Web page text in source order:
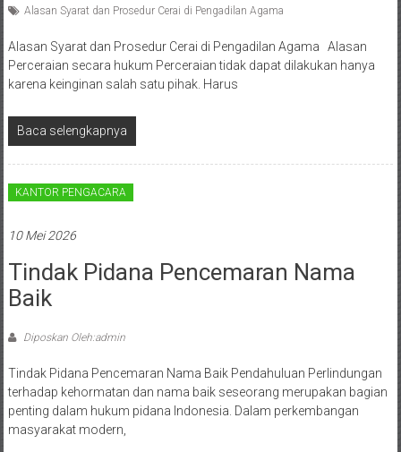
Madiun,
Ponorogo,
Cilacap,
Banjarnegara,
Temanggung,
Wonosobo,
Cirebon,
Karawang,
Aceh,
Medan,
Padang,
Jakarta
Pusat,
Alasan Syarat dan Prosedur Cerai di Pengadilan Agama
Alasan Syarat dan Prosedur Cerai di Pengadilan Agama Alasan
Perceraian secara hukum Perceraian tidak dapat dilakukan hanya
karena keinginan salah satu pihak. Harus
Baca selengkapnya
KANTOR PENGACARA
10 Mei 2026
Tindak Pidana Pencemaran Nama
Baik
Diposkan Oleh:admin
Tindak Pidana Pencemaran Nama Baik Pendahuluan Perlindungan
terhadap kehormatan dan nama baik seseorang merupakan bagian
penting dalam hukum pidana Indonesia. Dalam perkembangan
masyarakat modern,